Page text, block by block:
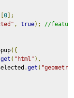
[0 ];
, true);
//
({
get ( "html" ),
.get (